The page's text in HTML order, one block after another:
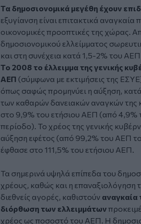
Τα δημοσιονομικά μεγέθη έχουν
εξυγίανση είναι επιτακτικά
οικονομικές προοπτικές της χώρας.
δημοσιονομικού ελλείμματος
και στη συνέχεια κατά 1,5-2% του
Το 2008 το έλλειμμα της γενικής
ΑΕΠ (σύμφωνα με εκτιμήσεις της
όπως σαφώς προμηνύει η αύξηση,
των καθαρών δανειακών αναγκών της
στο 9,9% του ετήσιου ΑΕΠ (από 4,9%
περίοδο). Το χρέος της γενικής
αύξηση εφέτος (από 99,2% του ΑΕΠ
έφθασε στο 111,5% του ετήσιου ΑΕΠ.
Τα σημερινά υψηλά επίπεδα του
χρέους, καθώς και η επαναξιολόγηση
διεθνείς αγορές, καθιστούν αναγκαία
διόρθωση των ελλειμμάτων
χρέος ως ποσοστό του ΑΕΠ. Η